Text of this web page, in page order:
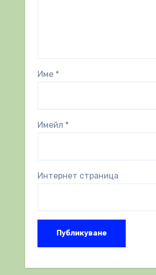
Име *
Имейл *
Интернет страница